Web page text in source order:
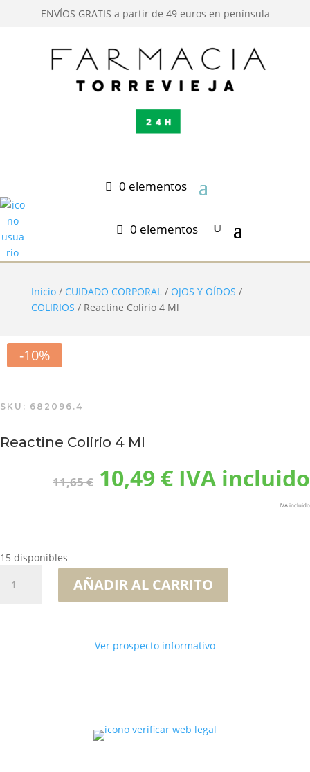
ENVÍOS GRATIS a partir de 49 euros en península
0 elementos
0 elementos
Inicio/ CUIDADO CORPORAL/ OJOS Y OÍDOS /
COLIRIOS / Reactine Colirio 4 Ml
-10%
SKU: 682096.4
Reactine Colirio 4 Ml
11,65€ El
precio
era:
10,49 €El
precio
es:
IVA incluido
IVA incluido
15 disponibles
Colirio
AÑADIR AL CARRITO
Ver prospecto informativo